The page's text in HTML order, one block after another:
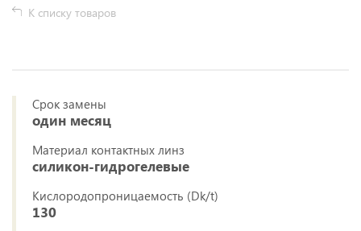
К списку товаров
Срок замены
один месяц
Материал контактных линз
силикон-гидрогелевые
Кислородопроницаемость (Dk/t)
130